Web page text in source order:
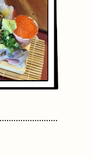
グラススイーツ